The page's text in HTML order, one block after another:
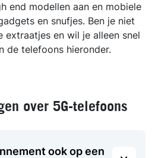
end modellen aan en mobiele
en snufjes. Ben je niet
extraatjes en wil je alleen snel
de telefoons hieronder.
over 5G-telefoons
ook op een